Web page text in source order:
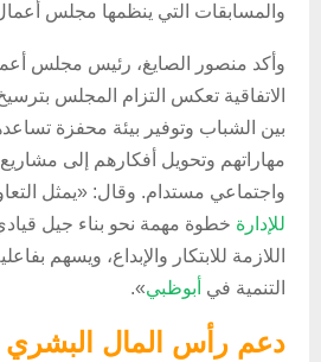
والمسابقات التي ينظمها مجلس
وأكد منصور الصايغ، رئيس مجلس
الاتفاقية تعكس التزام المجلس
بين الشباب وتوفير بيئة محفزة
مهاراتهم وتحويل أفكارهم إلى
واجتماعي مستدام. وقال: «يمثل
للإدارة خطوة مهمة نحو بناء جيل
اللازمة للابتكار والإبداع، ويسهم
التنمية في أبوظبي».
دعم رأس المال البشري